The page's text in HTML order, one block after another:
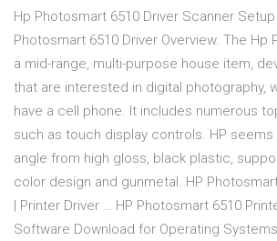
Hp Photosmart 6510 Driver Scanner
Photosmart 6510 Driver Overview. The Hp
a mid-range, multi-purpose house item,
that are interested in digital photography,
have a cell phone. It includes numerous
such as touch display controls. HP
angle from high gloss, black plastic,
color design and gunmetal. HP
| Printer Driver … HP Photosmart 6510
Software Download for Operating